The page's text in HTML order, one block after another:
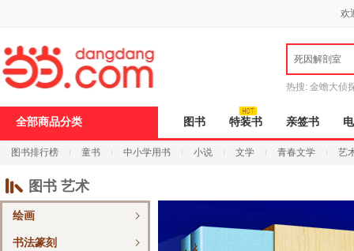
欢
死因解剖室
热搜: 金蟾大侦
全部商品分类 图书 特装书 亲签书
图书排行榜 童书 中小学用书 小说 文学 青春文学 艺
图书 艺术
绘画
书法篆刻
打
开
无
障
页
Ctrl
加
波